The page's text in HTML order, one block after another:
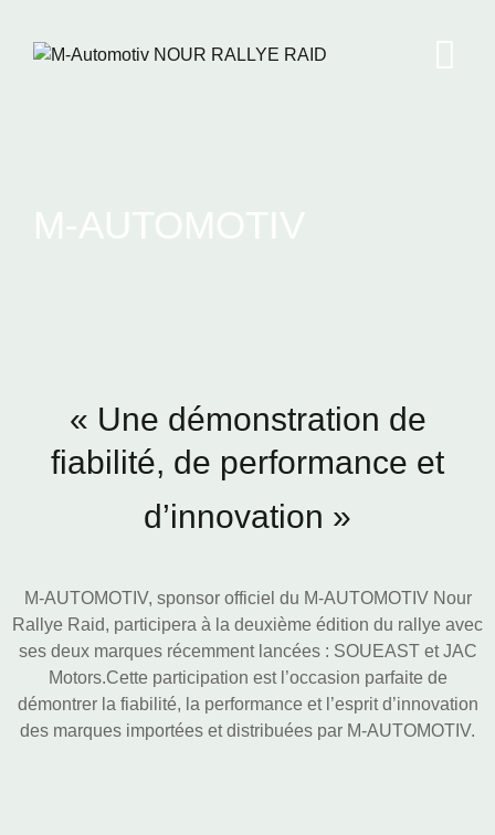
« Une démonstration de
fiabilité, de performance et
d’innovation »
M-AUTOMOTIV, sponsor officiel du M-AUTOMOTIV Nour
Rallye Raid, participera à la deuxième édition du rallye avec
ses deux marques récemment lancées : SOUEAST et JAC
Motors.Cette participation est l’occasion parfaite de
démontrer la fiabilité, la performance et l’esprit d’innovation
des marques importées et distribuées par M-AUTOMOTIV.